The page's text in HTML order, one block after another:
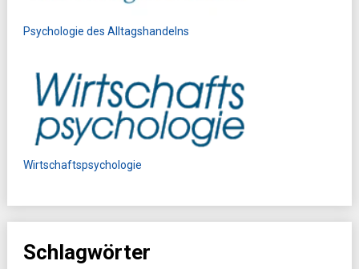
Psychologie des Alltagshandelns
Wirtschaftspsychologie
Schlagwörter